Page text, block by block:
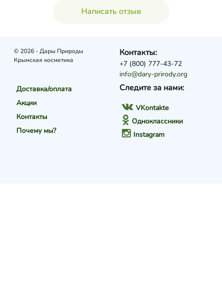
Написать отзыв
© 2026 - Дары Природы
Крымская косметика
Доставка/оплата
Акции
Контакты
Почему мы?
Следите за нами:
VKontakte
Одноклассники
Instagram
Контакты:
+7 (800) 777-43-72
info@dary-prirody.org